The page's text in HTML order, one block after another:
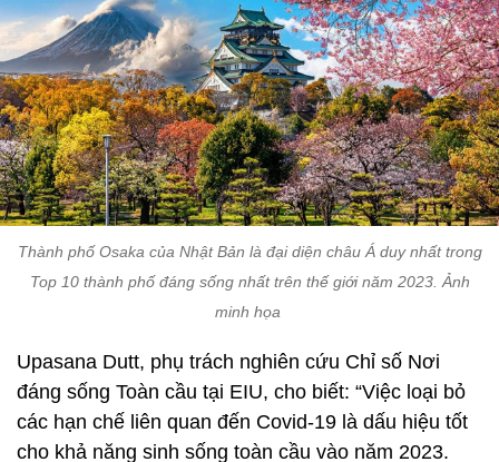
Thành phố Osaka của Nhật Bản là đại diện châu Á duy nhất trong
Top 10 thành phố đáng sống nhất trên thế giới năm 2023. Ảnh
minh họa
Upasana Dutt, phụ trách nghiên cứu Chỉ số Nơi
đáng sống Toàn cầu tại EIU, cho biết: “Việc loại bỏ
các hạn chế liên quan đến Covid-19 là dấu hiệu tốt
cho khả năng sinh sống toàn cầu vào năm 2023.